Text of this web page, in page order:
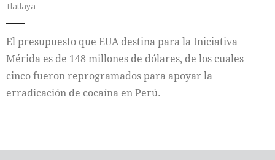
Tlatlaya
El presupuesto que EUA destina para la Iniciativa
Mérida es de 148 millones de dólares, de los cuales
cinco fueron reprogramados para apoyar la
erradicación de cocaína en Perú.